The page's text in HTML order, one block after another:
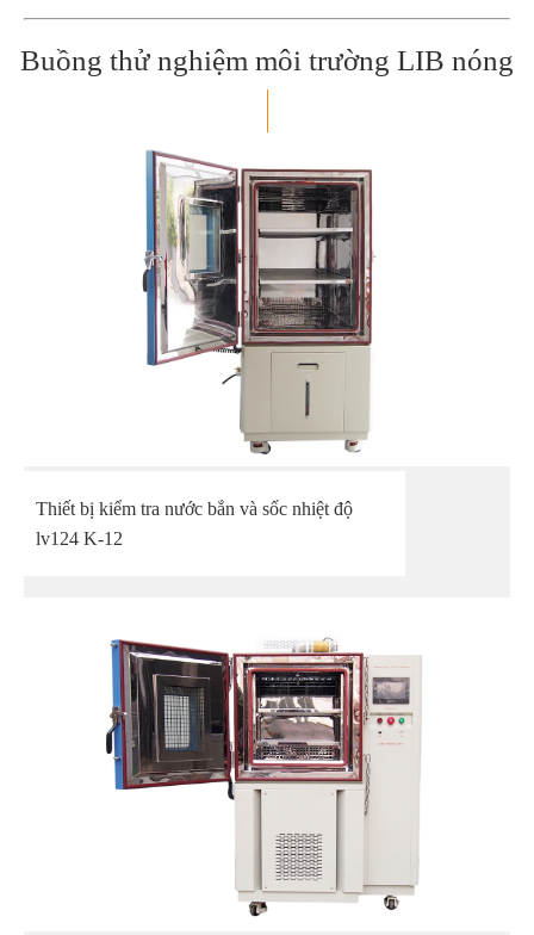
Buồng thử nghiệm môi trường LIB nóng
Thiết bị kiểm tra nước bắn và sốc nhiệt độ
lv124 K-12